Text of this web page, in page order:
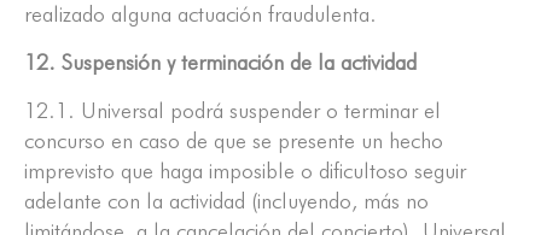
realizado alguna actuación fraudulenta.
12. Suspensión y terminación de la actividad
12.1. Universal podrá suspender o terminar el
concurso en caso de que se presente un hecho
imprevisto que haga imposible o dificultoso seguir
adelante con la actividad (incluyendo, más no